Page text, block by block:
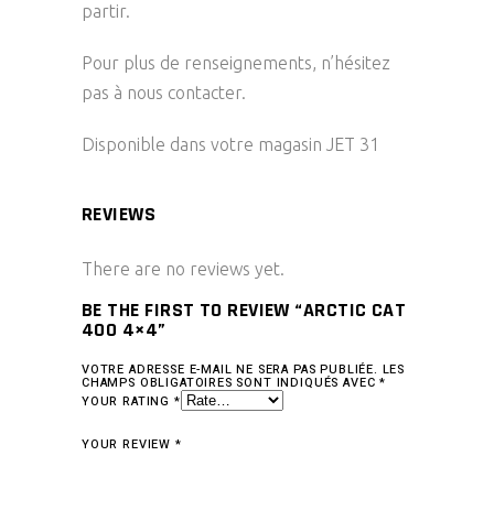
partir.
Pour plus de renseignements, n’hésitez
pas à nous contacter.
Disponible dans votre magasin JET 31
REVIEWS
There are no reviews yet.
BE THE FIRST TO REVIEW “ARCTIC CAT
400 4×4”
VOTRE ADRESSE E-MAIL NE SERA PAS PUBLIÉE. LES
CHAMPS OBLIGATOIRES SONT INDIQUÉS AVEC*
YOUR RATING *
YOUR REVIEW *